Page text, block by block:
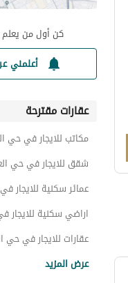
كن أول من يعلم
أعلمني
عقارات مقترحة
مكاتب للايجار في حي
شقق للايجار في حي
عمائر سكنية للايجار
اراضي سكنية للايجار
عقارات للايجار في حي
عرض المزيد